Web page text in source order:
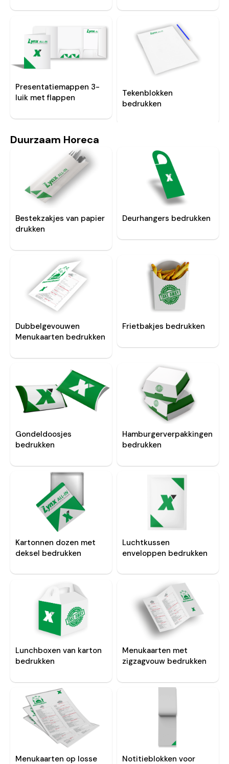
Presentatiemappen 3-
luik met flappen
Tekenblokken
bedrukken
Duurzaam Horeca
Bestekzakjes van papier
drukken
Deurhangers bedrukken
Dubbelgevouwen
Menukaarten bedrukken
Frietbakjes bedrukken
Gondeldoosjes
bedrukken
Hamburgerverpakkingen
bedrukken
Kartonnen dozen met
deksel bedrukken
Luchtkussen
enveloppen bedrukken
Lunchboxen van karton
bedrukken
Menukaarten met
zigzagvouw bedrukken
Menukaarten op losse
Notitieblokken voor